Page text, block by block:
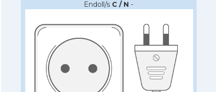
Endoll/s C / N -